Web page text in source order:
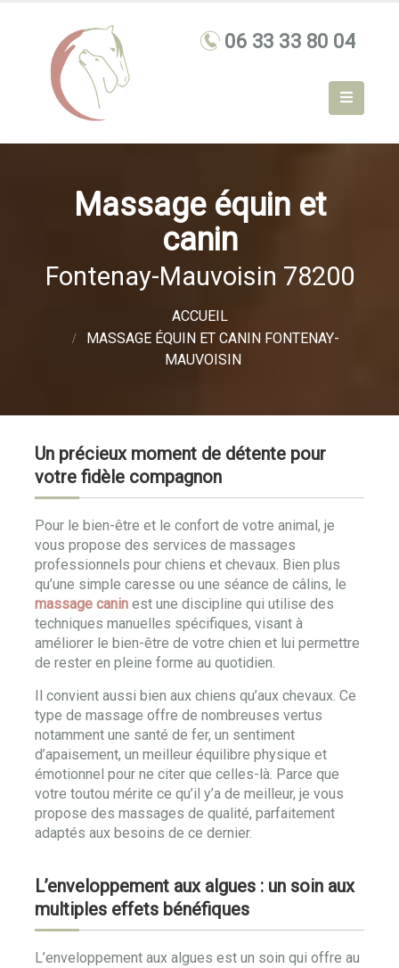
Massage équin et
canin
Fontenay-Mauvoisin 78200
ACCUEIL
MASSAGE ÉQUIN ET CANIN FONTENAY-
MAUVOISIN
Un précieux moment de détente pour
votre fidèle compagnon
Pour le bien-être et le confort de votre animal, je
vous propose des services de massages
professionnels pour chiens et chevaux. Bien plus
qu’une simple caresse ou une séance de câlins, le
massage canin est une discipline qui utilise des
techniques manuelles spécifiques, visant à
améliorer le bien-être de votre chien et lui permettre
de rester en pleine forme au quotidien.
Il convient aussi bien aux chiens qu’aux chevaux. Ce
type de massage offre de nombreuses vertus
notamment une santé de fer, un sentiment
d’apaisement, un meilleur équilibre physique et
émotionnel pour ne citer que celles-là. Parce que
votre toutou mérite ce qu’il y’a de meilleur, je vous
propose des massages de qualité, parfaitement
adaptés aux besoins de ce dernier.
L’enveloppement aux algues : un soin aux
multiples effets bénéfiques
L’enveloppement aux algues est un soin qui offre au